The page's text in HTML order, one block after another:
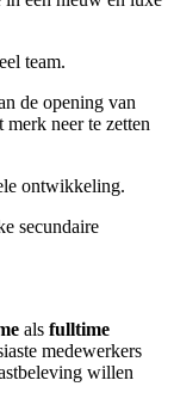
team.
de opening van
neer te zetten
ontwikkeling.
secundaire
als fulltime
medewerkers
willen